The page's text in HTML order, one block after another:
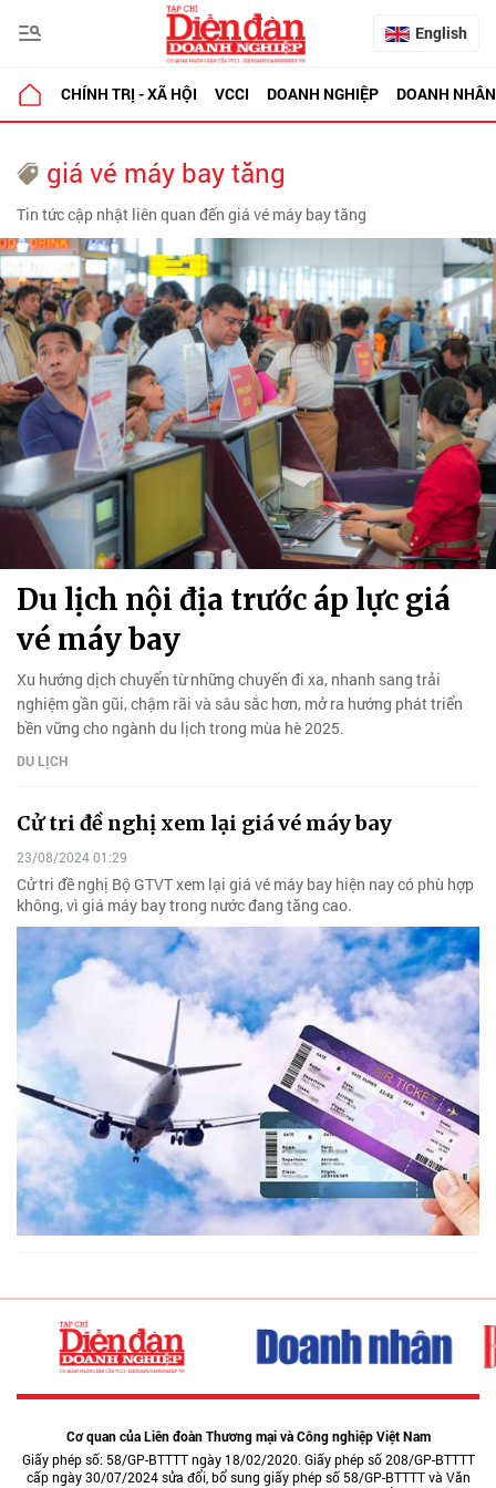
English
CHÍNH TRỊ - XÃ HỘI VCCI DOANH NGHIỆP DOANH NHÂN
giá vé máy bay tăng
Tin tức cập nhật liên quan đến giá vé máy bay tăng
Du lịch nội địa trước áp lực giá
vé máy bay
Xu hướng dịch chuyển từ những chuyến đi xa, nhanh sang trải
nghiệm gần gũi, chậm rãi và sâu sắc hơn, mở ra hướng phát triển
bền vững cho ngành du lịch trong mùa hè 2025.
DU LỊCH
Cử tri đề nghị xem lại giá vé máy bay
23/08/2024 01:29
Cử tri đề nghị Bộ GTVT xem lại giá vé máy bay hiện nay có phù hợp
không, vì giá máy bay trong nước đang tăng cao.
Cơ quan của Liên đoàn Thương mại và Công nghiệp Việt Nam
Giấy phép số: 58/GP-BTTTT ngày 18/02/2020. Giấy phép số 208/GP-BTTTT
cấp ngày 30/07/2024 sửa đổi, bổ sung giấy phép số 58/GP-BTTTT và Văn